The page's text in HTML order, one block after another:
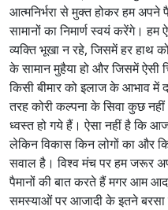
आत्मनिर्भरा से मुक्त होकर हम
सामानों का निमार्ण स्वयं करेंगे।
व्यक्ति भूखा न रहे, जिसमें हर हाथ
के सामान मुहैया हो और जिसमें
किसी बीमार को इलाज के आभाव में
तरह कोरी कल्पना के सिवा कुछ
ध्वस्त हो गये हैं। ऐसा नहीं है कि
लेकिन विकास किन लोगों का और
सवाल है। विश्व मंच पर हम जरूर
पैमानों की बात करते हैं मगर आम
समस्याओं पर आजादी के इतने बरसा